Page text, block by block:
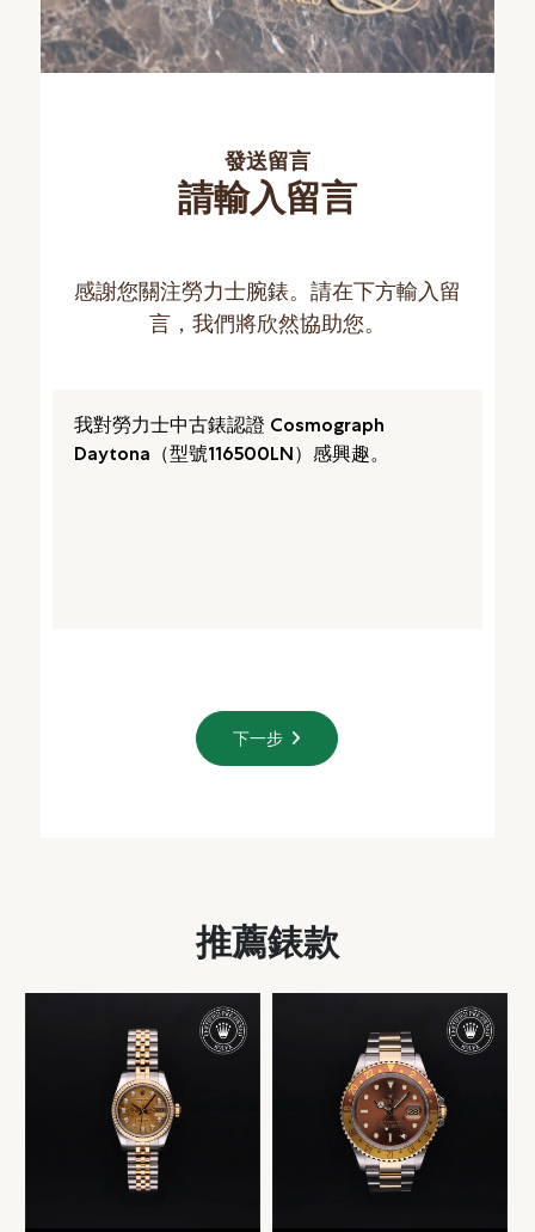
發送留言
請輸入留言
感謝您關注勞力士腕錶。請在下方輸入留
言，我們將欣然協助您。
下一步
推薦錶款